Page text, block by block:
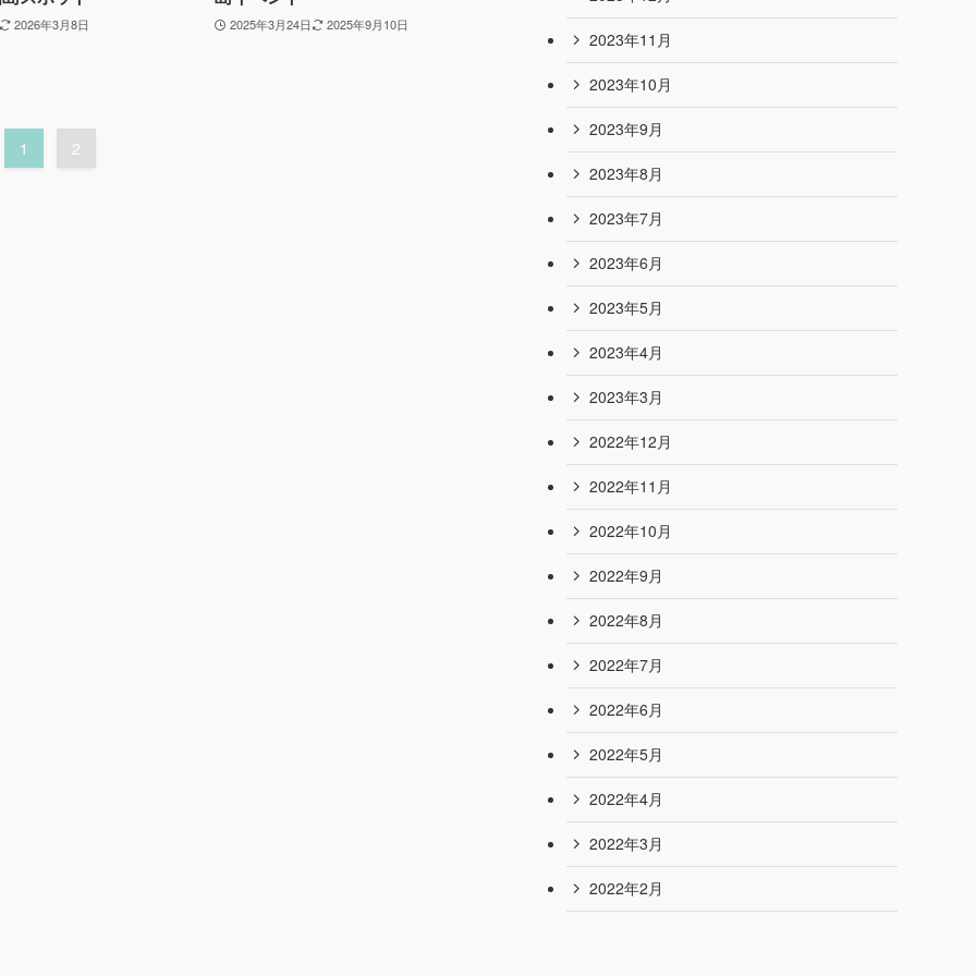
スポット
島イベント
1 2
2024年9月
2024年8月
2024年7月
2024年6月
2024年4月
2024年1月
2023年12月
2023年11月
2023年10月
2023年9月
2023年8月
2023年7月
2023年6月
2023年5月
2023年4月
2023年3月
2022年12月
2022年11月
2022年10月
2022年9月